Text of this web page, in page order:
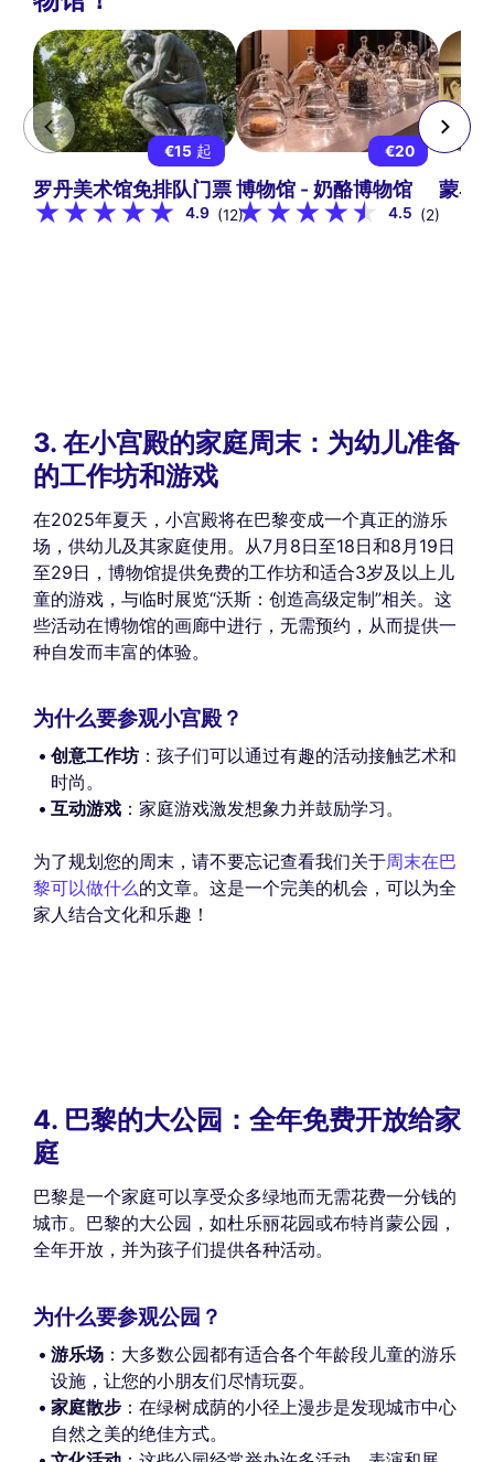
€15 起
罗丹美术馆免排队门票
4.9 (12)
€20
博物馆 - 奶酪博物馆
4.5 (2)
蒙马
3. 在小宫殿的家庭周末：为幼儿准备
的工作坊和游戏
在2025年夏天，小宫殿将在巴黎变成一个真正的游乐
场，供幼儿及其家庭使用。从7月8日至18日和8月19日
至29日，博物馆提供免费的工作坊和适合3岁及以上儿
童的游戏，与临时展览“沃斯：创造高级定制”相关。这
些活动在博物馆的画廊中进行，无需预约，从而提供一
种自发而丰富的体验。
为什么要参观小宫殿？
创意工作坊 ：孩子们可以通过有趣的活动接触艺术和
时尚。
互动游戏 ：家庭游戏激发想象力并鼓励学习。
为了规划您的周末，请不要忘记查看我们关于周末在巴
黎可以做什么的文章。这是一个完美的机会，可以为全
家人结合文化和乐趣！
4. 巴黎的大公园：全年免费开放给家
庭
巴黎是一个家庭可以享受众多绿地而无需花费一分钱的
城市。巴黎的大公园，如杜乐丽花园或布特肖蒙公园，
全年开放，并为孩子们提供各种活动。
为什么要参观公园？
游乐场 ：大多数公园都有适合各个年龄段儿童的游乐
设施，让您的小朋友们尽情玩耍。
家庭散步 ：在绿树成荫的小径上漫步是发现城市中心
自然之美的绝佳方式。